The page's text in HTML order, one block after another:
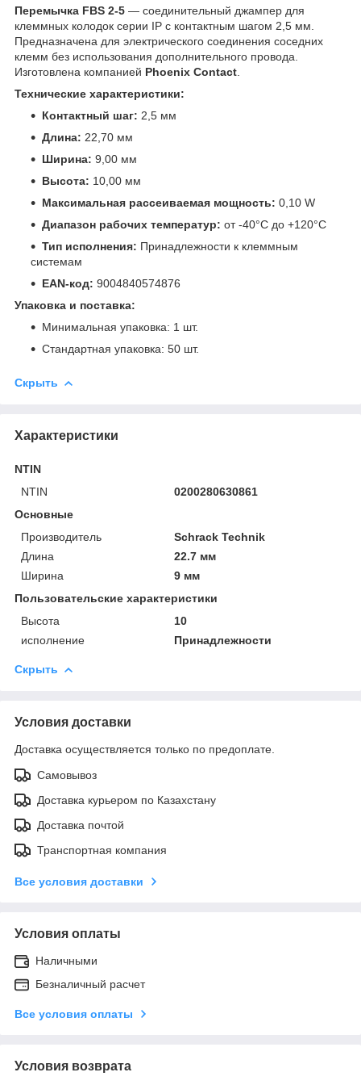
Перемычка FBS 2-5 — соединительный джампер для
клеммных колодок серии IP с контактным шагом 2,5 мм.
Предназначена для электрического соединения соседних
клемм без использования дополнительного провода.
Изготовлена компанией Phoenix Contact
Технические характеристики:
Контактный шаг: 2,5 мм
Длина: 22,70 мм
Ширина: 9,00 мм
Высота: 10,00 мм
Максимальная рассеиваемая мощность: 0,10 W
Диапазон рабочих температур: от -40°C до +120°C
Тип исполнения: Принадлежности к клеммным
системам
EAN-код: 9004840574876
Упаковка и поставка:
Минимальная упаковка: 1 шт.
Стандартная упаковка: 50 шт.
Скрыть
Характеристики
NTIN
NTIN
0200280630861
Основные
Производитель
Schrack Technik
Длина
22.7 мм
Ширина
9 мм
Пользовательские характеристики
Высота
10
исполнение
Принадлежности
Скрыть
Условия доставки
Доставка осуществляется только по предоплате.
Самовывоз
Доставка курьером по Казахстану
Доставка почтой
Транспортная компания
Все условия доставки
Условия оплаты
Наличными
Безналичный расчет
Все условия оплаты
Условия возврата